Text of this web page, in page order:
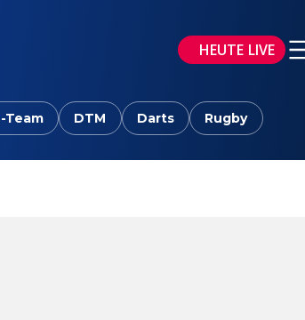
HEUTE LIVE
Team DTM Darts Rugby